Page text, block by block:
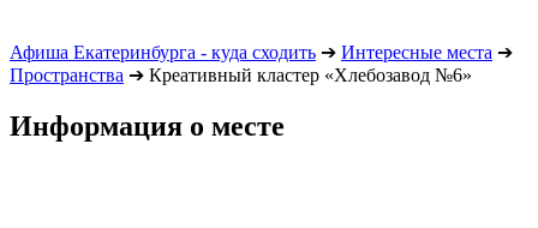
Афиша Екатеринбурга - куда сходить ➔ Интересные места ➔
Пространства ➔ Креативный кластер «Хлебозавод №6»
Информация о месте